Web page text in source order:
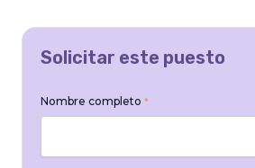
Solicitar este puesto
Nombre completo *